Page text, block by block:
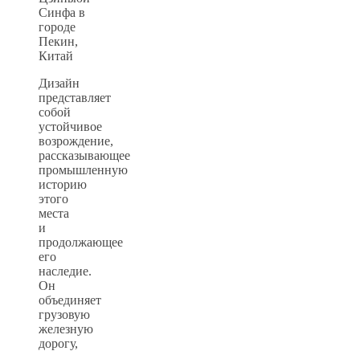
Дизайн
представляет
собой
устойчивое
возрождение,
рассказывающее
промышленную
историю
этого
места
и
продолжающее
его
наследие.
Он
объединяет
грузовую
железную
дорогу,